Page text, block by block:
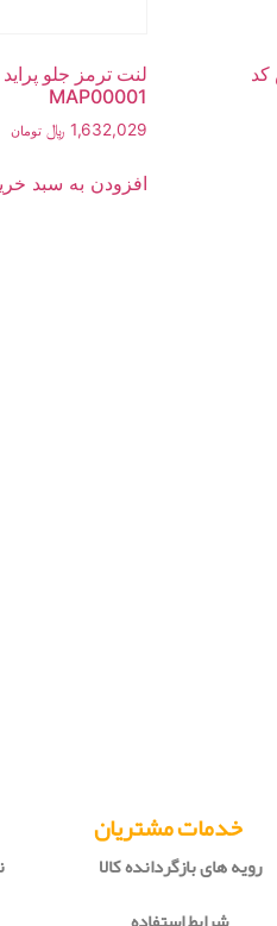
کد
لنت ترمز جلو
MAP00001
1,632,029 ﷼ تومان
افزودن به سبد
خدمات مشتریان
رویه های بازگردانده کالا